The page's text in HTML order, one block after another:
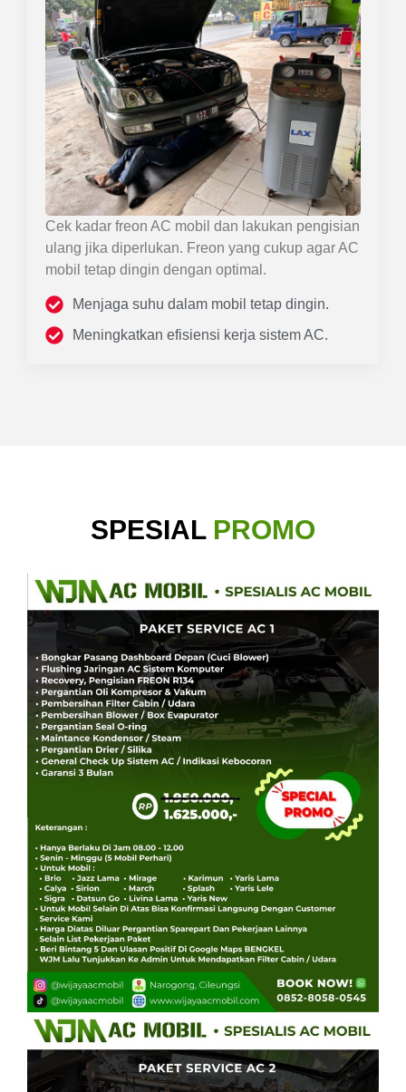
Cek kadar freon AC mobil dan lakukan pengisian
ulang jika diperlukan. Freon yang cukup agar AC
mobil tetap dingin dengan optimal.
Menjaga suhu dalam mobil tetap dingin.
Meningkatkan efisiensi kerja sistem AC.
SPESIAL PROMO